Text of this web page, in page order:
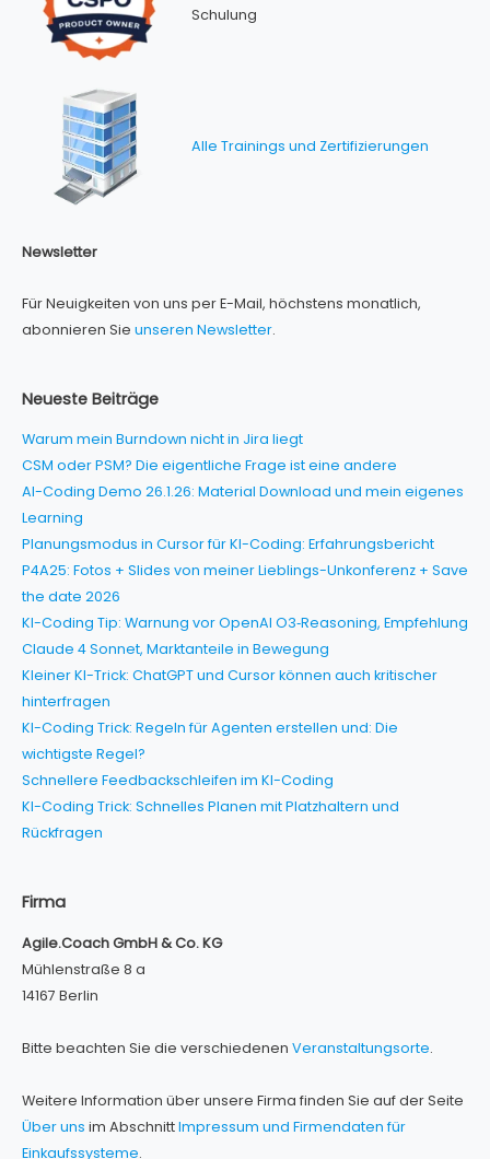
Schulung
Alle Trainings und Zertifizierungen
Newsletter
Für Neuigkeiten von uns per E-Mail, höchstens monatlich,
abonnieren Sie unseren Newsletter.
Neueste Beiträge
Warum mein Burndown nicht in Jira liegt
CSM oder PSM? Die eigentliche Frage ist eine andere
AI-Coding Demo 26.1.26: Material Download und mein eigenes
Learning
Planungsmodus in Cursor für KI-Coding: Erfahrungsbericht
P4A25: Fotos + Slides von meiner Lieblings-Unkonferenz + Save
the date 2026
KI-Coding Tip: Warnung vor OpenAI O3‑Reasoning, Empfehlung
Claude 4 Sonnet, Marktanteile in Bewegung
Kleiner KI-Trick: ChatGPT und Cursor können auch kritischer
hinterfragen
KI-Coding Trick: Regeln für Agenten erstellen und: Die
wichtigste Regel?
Schnellere Feedbackschleifen im KI-Coding
KI-Coding Trick: Schnelles Planen mit Platzhaltern und
Rückfragen
Firma
Agile.Coach GmbH & Co. KG
Mühlenstraße 8 a
14167 Berlin
Bitte beachten Sie die verschiedenen Veranstaltungsorte.
Weitere Information über unsere Firma finden Sie auf der Seite
Über uns im AbschnittImpressum und Firmendaten für
Einkaufssysteme.